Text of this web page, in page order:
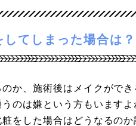
てしまった場合は？
か、施術後はメイクができ
のは嫌という方もいますよ
をした場合はどうなるのか